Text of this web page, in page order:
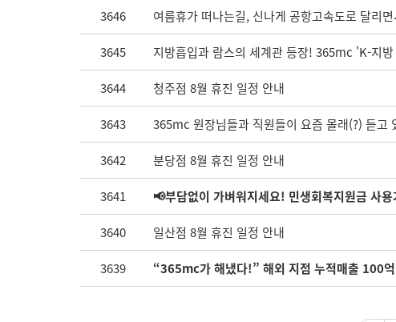
3646 여름휴가 떠나는길, 신나게 공항고속도로 달리
3645 지방흡입과 람스의 세계관 등장! 365mc 'K-지
3644 청주점 8월 휴진 일정 안내
3643 365mc 원장님들과 직원들이 요즘 몰래(?) 듣고
3642 분당점 8월 휴진 일정 안내
3641 📢부담없이 가벼워지세요! 민생회복지원금 사
3640 일산점 8월 휴진 일정 안내
3639 “365mc가 해냈다!” 해외 지점 누적매출 100